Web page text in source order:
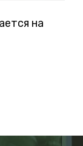
на